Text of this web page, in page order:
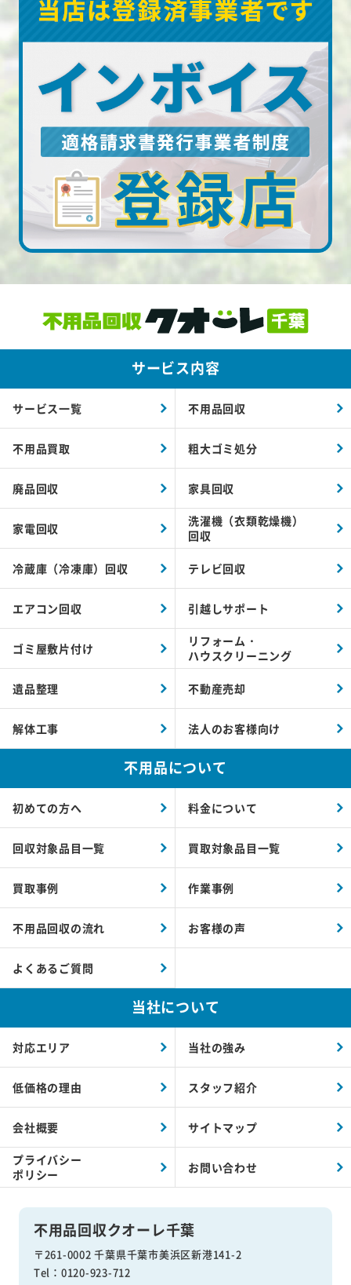
不用品回収クオーレ千葉
〒261-0002 千葉県千葉市美浜区新港141-2
Tel：0120-923-712
サービス内容
サービス一覧 不用品回収
不用品買取 粗大ゴミ処分
廃品回収 家具回収
家電回収
洗濯機（衣類乾燥機）
回収
冷蔵庫（冷凍庫）回収 テレビ回収
エアコン回収 引越しサポート
ゴミ屋敷片付け
リフォーム・
ハウスクリーニング
遺品整理 不動産売却
解体工事 法人のお客様向け
不用品について
初めての方へ 料金について
回収対象品目一覧 買取対象品目一覧
買取事例 作業事例
不用品回収の流れ お客様の声
よくあるご質問
当社について
対応エリア 当社の強み
低価格の理由 スタッフ紹介
会社概要 サイトマップ
プライバシー
ポリシー
お問い合わせ